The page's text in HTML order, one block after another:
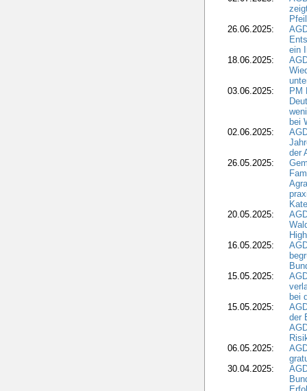
26.06.2025:
ein
18.06.2025:
03.06.2025:
PM
bei
02.06.2025:
der
26.05.2025:
20.05.2025:
16.05.2025:
15.05.2025:
bei
15.05.2025:
der
06.05.2025:
30.04.2025: